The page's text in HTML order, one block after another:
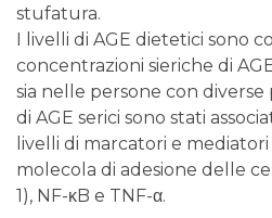
stufatura.
I livelli di AGE dietetici sono
concentrazioni sieriche di
sia nelle persone con
di AGE serici sono stati
livelli di marcatori e
molecola di adesione delle
1), NF-κB e TNF-α.